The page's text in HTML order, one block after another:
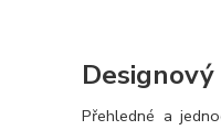
Přehledné a